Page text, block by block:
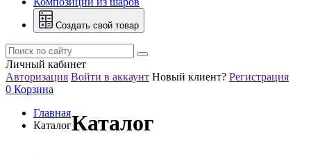
Создать свой товар
Личный кабинет
Авторизация Войти в аккаунт Новый клиент? Регистрация
0 Корзина
Главная
КаталогКаталог